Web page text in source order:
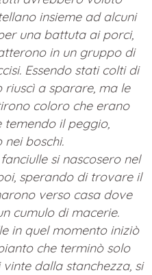
insieme ad alcuni
una battuta ai porci,
in un gruppo di
Essendo stati colti di
riuscì a sparare, ma le
coloro che erano
temendo il peggio,
boschi.
si nascosero nel
sperando di trovare il
verso casa dove
cumulo di macerie.
in quel momento iniziò
che terminò solo
dalla stanchezza, si